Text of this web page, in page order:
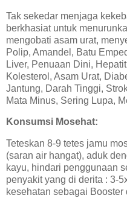
Tak sekedar menjaga
berkhasiat untuk
mengobati asam urat,
Polip, Amandel, Batu
Liver, Penuaan Dini,
Kolesterol, Asam Urat,
Jantung, Darah Tinggi,
Mata Minus, Sering Lupa,
Konsumsi Mosehat:
Teteskan 8-9 tetes jamu
(saran air hangat), aduk
kayu, hindari penggunaan
penyakit yang di derita : 3-
kesehatan sebagai